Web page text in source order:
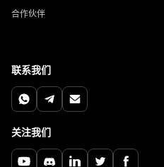
合作伙伴
联系我们
关注我们